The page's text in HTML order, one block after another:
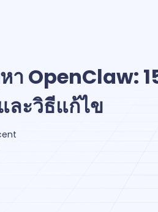
า OpenClaw:
ละวิธีแก้ไข